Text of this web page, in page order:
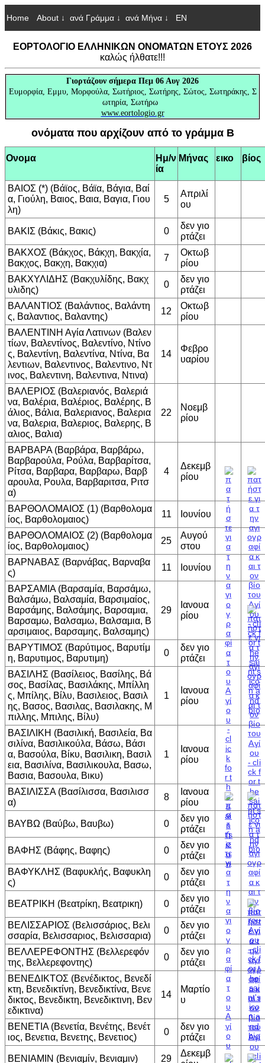
Home About ↓ ανά Γράμμα ↓ ανά Μήνα ↓ EN
ΕΟΡΤΟΛΟΓΙΟ ΕΛΛΗΝΙΚΩΝ ΟΝΟΜΑΤΩΝ ΕΤΟΥΣ 2026
καλώς ήλθατε!!!
Γιορτάζουν σήμερα Πεμ 06 Αυγ 2026
Ευμορφία, Εμμυ, Μορφούλα, Σωτήριος, Σωτήρης, Σώτος, Σωτηράκης, Σ
ωτηρία, Σωτήρω
www.eortologio.gr
ονόματα που αρχίζουν από το γράμμα Β
Ονομα
Ημ/ν
ία
Μήνας εικο βίος
ΒΑΙΟΣ (*) (Βάϊος, Βάϊα, Βάγια, Βαί
α, Γιούλη, Βαιος, Βαια, Βαγια, Γιου
λη)
5
Απριλί
ου
ΒΑΚΙΣ (Βάκις, Βακις) 0
δεν γιο
ρτάζει
ΒΑΚΧΟΣ (Βάκχος, Βάκχη, Βακχία,
Βακχος, Βακχη, Βακχια)
7
Οκτωβ
ρίου
ΒΑΚΧΥΛΙΔΗΣ (Βακχυλίδης, Βακχ
υλιδης)
0
δεν γιο
ρτάζει
ΒΑΛΑΝΤΙΟΣ (Βαλάντιος, Βαλάντη
ς, Βαλαντιος, Βαλαντης)
12
Οκτωβ
ρίου
ΒΑΛΕΝΤΙΝΗ Αγία Λατινων (Βαλεν
τίων, Βαλεντίνος, Βαλεντίνο, Ντίνο
ς, Βαλεντίνη, Βαλεντίνα, Ντίνα, Βα
λεντιων, Βαλεντινος, Βαλεντινο, Ντ
ινος, Βαλεντινη, Βαλεντινα, Ντινα)
14
Φεβρο
υαρίου
ΒΑΛΕΡΙΟΣ (Βαλεριανός, Βαλεριά
να, Βαλέρια, Βαλέριος, Βαλέρης, Β
άλιος, Βάλια, Βαλεριανος, Βαλερια
να, Βαλερια, Βαλεριος, Βαλερης, Β
αλιος, Βαλια)
22
Νοεμβ
ρίου
ΒΑΡΒΑΡΑ (Βαρβάρα, Βαρβάρω,
Βαρβαρούλα, Ρούλα, Βαρβαρίτσα,
Ρίτσα, Βαρβαρα, Βαρβαρω, Βαρβ
αρουλα, Ρουλα, Βαρβαριτσα, Ριτσ
α)
4
Δεκεμβ
ρίου
ΒΑΡΘΟΛΟΜΑΙΟΣ (1) (Βαρθολομα
ίος, Βαρθολομαιος)
11 Ιουνίου
ΒΑΡΘΟΛΟΜΑΙΟΣ (2) (Βαρθολομα
ίος, Βαρθολομαιος)
25
Αυγού
στου
ΒΑΡΝΑΒΑΣ (Βαρνάβας, Βαρναβα
ς)
11 Ιουνίου
ΒΑΡΣΑΜΙΑ (Βαρσαμία, Βαρσάμω,
Βαλσάμω, Βαλσαμία, Βαρσιμαίος,
Βαρσάμης, Βαλσάμης, Βαρσαμια,
Βαρσαμω, Βαλσαμω, Βαλσαμια, Β
αρσιμαιος, Βαρσαμης, Βαλσαμης)
29
Ιανουα
ρίου
ΒΑΡΥΤΙΜΟΣ (Βαρύτιμος, Βαρυτίμ
η, Βαρυτιμος, Βαρυτιμη)
0
δεν γιο
ρτάζει
ΒΑΣΙΛΗΣ (Βασίλειος, Βασίλης, Βά
σος, Βασίλας, Βασιλάκης, Μπίλλη
ς, Μπίλης, Βίλυ, Βασιλειος, Βασιλ
ης, Βασος, Βασιλας, Βασιλακης, Μ
πιλλης, Μπιλης, Βίλυ)
1
Ιανουα
ρίου
ΒΑΣΙΛΙΚΗ (Βασιλική, Βασιλεία, Βα
σιλίνα, Βασιλικούλα, Βάσω, Βάσι
α, Βασούλα, Βίκυ, Βασιλικη, Βασιλ
εια, Βασιλίνα, Βασιλικουλα, Βασω,
Βασια, Βασουλα, Βικυ)
1
Ιανουα
ρίου
ΒΑΣΙΛΙΣΣΑ (Βασίλισσα, Βασιλισσ
α)
8
Ιανουα
ρίου
ΒΑΥΒΩ (Βαύβω, Βαυβω) 0
δεν γιο
ρτάζει
ΒΑΦΗΣ (Βάφης, Βαφης) 0
δεν γιο
ρτάζει
ΒΑΦΥΚΛΗΣ (Βαφυκλής, Βαφυκλη
ς)
0
δεν γιο
ρτάζει
ΒΕΑΤΡΙΚΗ (Βεατρίκη, Βεατρικη) 0
δεν γιο
ρτάζει
ΒΕΛΙΣΣΑΡΙΟΣ (Βελισσάριος, Βελι
σσαρία, Βελισσαριος, Βελισσαρια)
0
δεν γιο
ρτάζει
ΒΕΛΛΕΡΕΦΟΝΤΗΣ (Βελλερεφόν
της, Βελλερεφοντης)
0
δεν γιο
ρτάζει
ΒΕΝΕΔΙΚΤΟΣ (Βενέδικτος, Βενεδί
κτη, Βενεδικτίνη, Βενεδικτίνα, Βενε
δικτος, Βενεδικτη, Βενεδικτινη, Βεν
εδικτινα)
14
Μαρτίο
υ
ΒΕΝΕΤΙΑ (Βενετία, Βενέτης, Βενέτ
ιος, Βενετια, Βενετης, Βενετιος)
0
δεν γιο
ρτάζει
ΒΕΝΙΑΜΙΝ (Βενιαμίν, Βενιαμιν) 29
Δεκεμβ